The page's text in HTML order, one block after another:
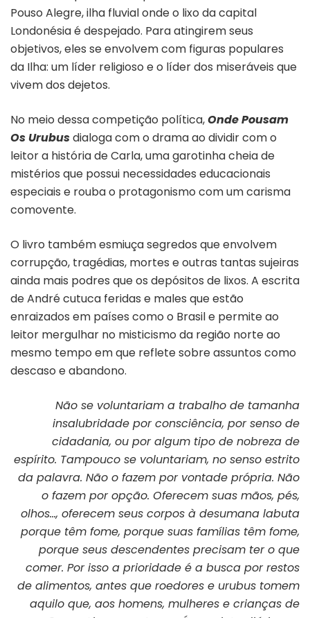
Pouso Alegre, ilha fluvial onde o lixo da capital
Londonésia é despejado. Para atingirem seus
objetivos, eles se envolvem com figuras populares
da Ilha: um líder religioso e o líder dos miseráveis que
vivem dos dejetos.
No meio dessa competição política,Onde Pousam
Os Urubusdialoga com o drama ao dividir com o
leitor a história de Carla, uma garotinha cheia de
mistérios que possui necessidades educacionais
especiais e rouba o protagonismo com um carisma
comovente.
O livro também esmiuça segredos que envolvem
corrupção, tragédias, mortes e outras tantas sujeiras
ainda mais podres que os depósitos de lixos. A escrita
de André cutuca feridas e males que estão
enraizados em países como o Brasil e permite ao
leitor mergulhar no misticismo da região norte ao
mesmo tempo em que reflete sobre assuntos como
descaso e abandono.
Não se voluntariam a trabalho de tamanha
insalubridade por consciência, por senso de
cidadania, ou por algum tipo de nobreza de
espírito. Tampouco se voluntariam, no senso estrito
da palavra. Não o fazem por vontade própria. Não
o fazem por opção. Oferecem suas mãos, pés,
olhos…, oferecem seus corpos à desumana labuta
porque têm fome, porque suas famílias têm fome,
porque seus descendentes precisam ter o que
comer. Por isso a prioridade é a busca por restos
de alimentos, antes que roedores e urubus tomem
aquilo que, aos homens, mulheres e crianças de